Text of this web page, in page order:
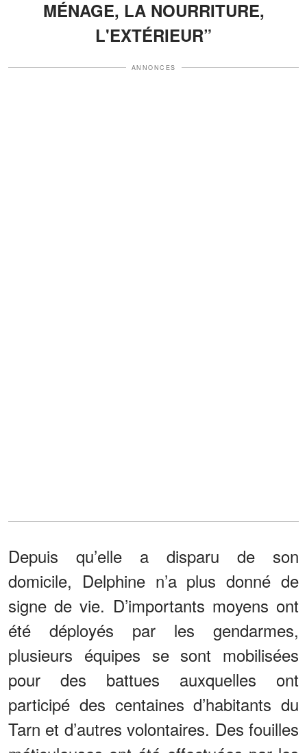
MÉNAGE, LA NOURRITURE,
L'EXTÉRIEUR”
ANNONCES
Depuis qu’elle a disparu de son
domicile, Delphine n’a plus donné de
signe de vie. D’importants moyens ont
été déployés par les gendarmes,
plusieurs équipes se sont mobilisées
pour des battues auxquelles ont
participé des centaines d’habitants du
Tarn et d’autres volontaires. Des fouilles